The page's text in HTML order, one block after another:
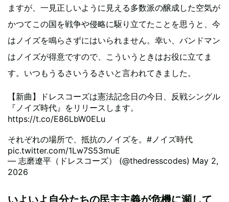
ますが、一見正しいように見える多数派の醸成した空気が
かつてこの国を戦争や侵略に駆り立てたことを思うと、今
はノイズを鳴らさずにはいられません。幸い、バンドマン
はノイズが得意ですので、こういうときはお役に立てま
す。いつもうるさいうるさいと言われてきました。
【新曲】ドレスコーズは憲法記念日の今日、反戦シングル
『ノイズ時代』をリリースします。
https://t.co/E86LbW0ELu
それぞれの場所で、抵抗のノイズを。 #ノイズ時代
pic.twitter.com/1Lw7S53muE
— 志磨遼平（ドレスコーズ） (@thedresscodes) May 2,
2026